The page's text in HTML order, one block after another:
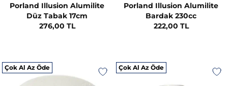
Porland Illusion Alumilite
Düz Tabak 17cm
276,00 TL
Porland Illusion Alumilite
Bardak 230cc
222,00 TL
Çok Al Az Öde Çok Al Az Öde